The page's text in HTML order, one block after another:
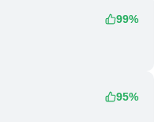
99%
95%